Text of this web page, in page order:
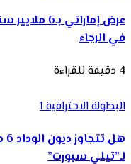
عرض
في الرجاء
4 دقيقة للقراءة
البطولة الاحترافية 1
لـ”تيلي سبورت”